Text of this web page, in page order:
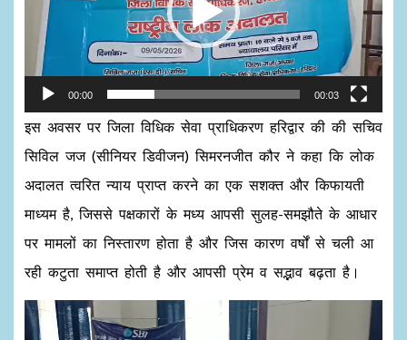
00:00 00:03
इस अवसर पर जिला विधिक सेवा प्राधिकरण हरिद्वार की की सचिव
सिविल जज (सीनियर डिवीजन) सिमरनजीत कौर ने कहा कि लोक
अदालत त्वरित न्याय प्राप्त करने का एक सशक्त और किफायती
माध्यम है, जिससे पक्षकारों के मध्य आपसी सुलह-समझौते के आधार
पर मामलों का निस्तारण होता है और जिस कारण वर्षों से चली आ
रही कटुता समाप्त होती है और आपसी प्रेम व सद्भाव बढ़ता है।
Video